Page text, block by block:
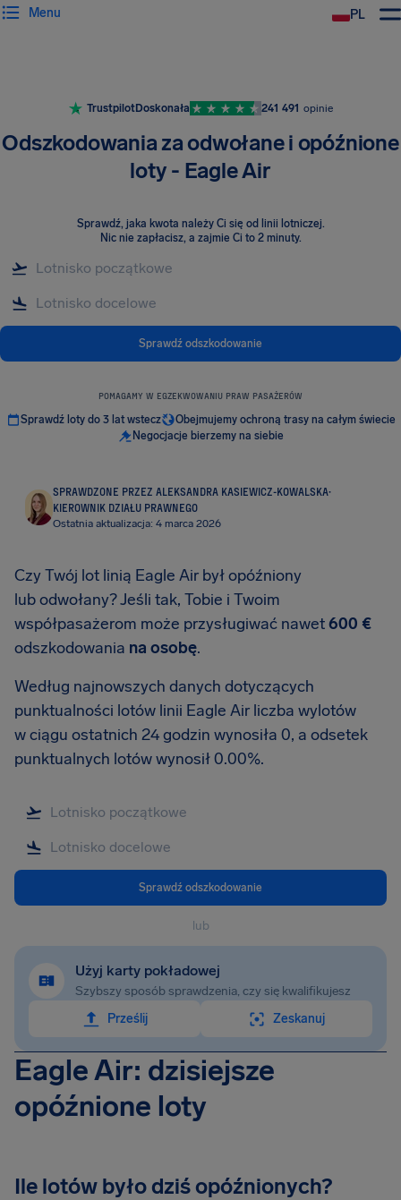
PL
Menu
TrustpilotDoskonała 241 491 opinie
Odszkodowania za odwołane i opóźnione
loty - Eagle Air
Sprawdź, jaka kwota należy Ci się od linii lotniczej.
Nic nie zapłacisz, a zajmie Ci to 2 minuty.
Sprawdź odszkodowanie
POMAGAMY W EGZEKWOWANIU PRAW PASAŻERÓW
Sprawdź loty do 3 lat wstecz
Obejmujemy ochroną trasy na całym świecie
Negocjacje bierzemy na siebie
SPRAWDZONE PRZEZ ALEKSANDRA KASIEWICZ-KOWALSKA·
KIEROWNIK DZIAŁU PRAWNEGO
Ostatnia aktualizacja: 4 marca 2026
Czy Twój lot linią Eagle Air był opóźniony
lub odwołany? Jeśli tak, Tobie i Twoim
współpasażerom może przysługiwać nawet600 €
odszkodowania na osobę.
Według najnowszych danych dotyczących
punktualności lotów linii Eagle Air liczba wylotów
w ciągu ostatnich 24 godzin wynosiła 0, a odsetek
punktualnych lotów wynosił 0.00%.
Sprawdź odszkodowanie
lub
Użyj karty pokładowej
Szybszy sposób sprawdzenia, czy się kwalifikujesz
Prześlij
Zeskanuj
Eagle Air: dzisiejsze
opóźnione loty
Ile lotów było dziś opóźnionych?